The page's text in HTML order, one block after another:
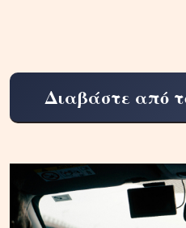
Διαβάστε από